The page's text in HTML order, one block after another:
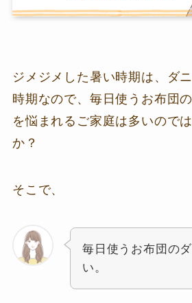
ジメジメした暑い時期は、ダ
時期なので、毎日使うお布団
を悩まれるご家庭は多いので
か？
そこで、
毎日使うお布団の
い。